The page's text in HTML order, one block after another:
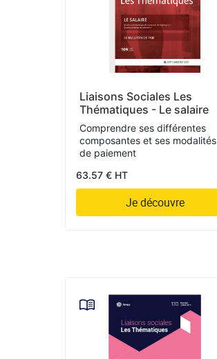
Liaisons Sociales Les
Thématiques - Le salaire
Comprendre ses différentes
composantes et ses modalités
de paiement
63.57 € HT
Je découvre